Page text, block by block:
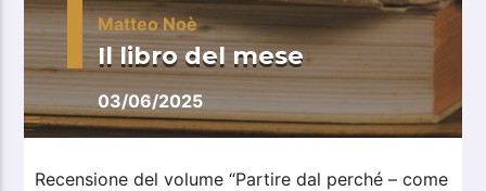
Matteo Noè
03/06/2025
Il libro del mese
Recensione del volume “Partire dal perché – come